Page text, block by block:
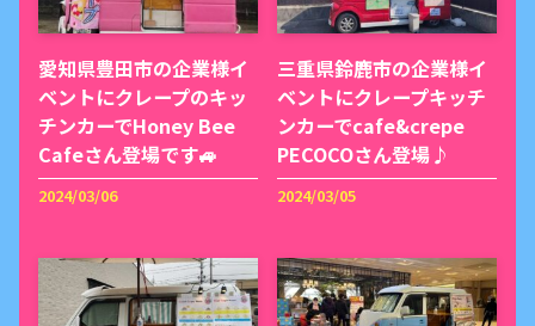
愛知県豊田市の企業様イ
ベントにクレープのキッ
チンカーでHoney Bee
Cafeさん登場です🚙
2024/03/06
三重県鈴鹿市の企業様イ
ベントにクレープキッチ
ンカーでcafe&crepe
PECOCOさん登場♪
2024/03/05